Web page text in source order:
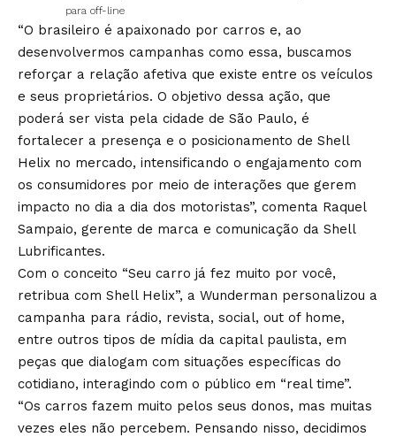
para off-line
“O brasileiro é apaixonado por carros e, ao
desenvolvermos campanhas como essa, buscamos
reforçar a relação afetiva que existe entre os veículos
e seus proprietários. O objetivo dessa ação, que
poderá ser vista pela cidade de São Paulo, é
fortalecer a presença e o posicionamento de Shell
Helix no mercado, intensificando o engajamento com
os consumidores por meio de interações que gerem
impacto no dia a dia dos motoristas”, comenta Raquel
Sampaio, gerente de marca e comunicação da Shell
Lubrificantes.
Com o conceito “Seu carro já fez muito por você,
retribua com Shell Helix”, a Wunderman personalizou a
campanha para rádio, revista, social, out of home,
entre outros tipos de mídia da capital paulista, em
peças que dialogam com situações específicas do
cotidiano, interagindo com o público em “real time”.
“Os carros fazem muito pelos seus donos, mas muitas
vezes eles não percebem. Pensando nisso, decidimos